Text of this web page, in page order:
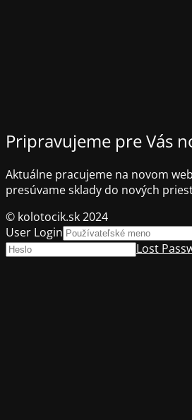
Pripravujeme pre Vás
Aktuálne pracujeme na novom
presúvame sklady do nových
© kolotocik.sk 2024
User Login
Lost